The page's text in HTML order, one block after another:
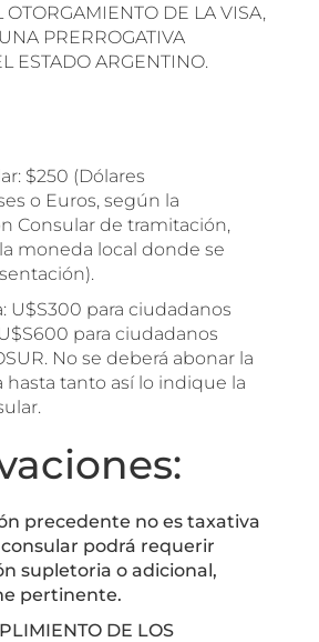
OTORGAMIENTO DE LA VISA,
PRERROGATIVA
ESTADO ARGENTINO.
$250 (Dólares
o Euros, según la
Consular de tramitación,
moneda local donde se
U$S300 para ciudadanos
para ciudadanos
No se deberá abonar la
hasta tanto así lo indique la
precedente no es taxativa
podrá requerir
supletoria o adicional,
pertinente.
DE LOS